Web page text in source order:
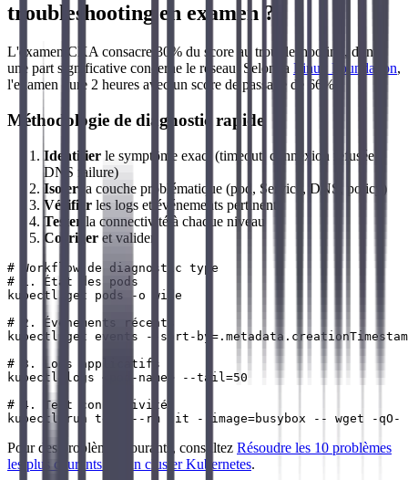
troubleshooting en examen ?
L'examen CKA consacre 30% du score au troubleshooting, dont
une part significative concerne le réseau. Selon la Linux Foundation,
l'examen dure 2 heures avec un score de passage de 66%.
Méthodologie de diagnostic rapide
Identifier le symptôme exact (timeout, connexion refusée,
DNS failure)
Isoler la couche problématique (pod, Service, DNS, policy)
Vérifier les logs et événements pertinents
Tester la connectivité à chaque niveau
Corriger et valider
# Workflow de diagnostic type
# 1. État des pods
kubectl get pods -o wide
# 2. Événements récents
kubectl get events --sort-
# 3. Logs applicatifs
kubectl logs <pod-name> --tail=50
# 4. Test connectivité
Pour des problèmes courants, consultez Résoudre les 10 problèmes
les plus courants sur un cluster Kubernetes.